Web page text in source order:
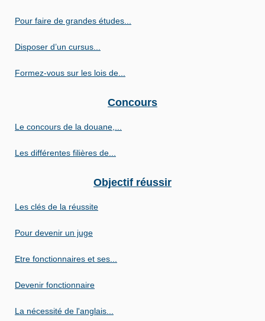
Pour faire de grandes études...
Disposer d’un cursus...
Formez-vous sur les lois de...
Concours
Le concours de la douane,...
Les différentes filières de...
Objectif réussir
Les clés de la réussite
Pour devenir un juge
Etre fonctionnaires et ses...
Devenir fonctionnaire
La nécessité de l'anglais...